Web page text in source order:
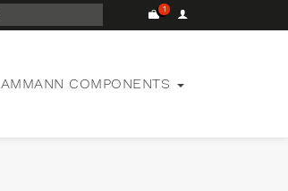
AMMANN COMPONENTS